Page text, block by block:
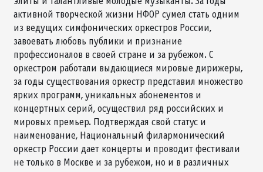
активной творческой жизни НФОР сумел стать одним
из ведущих симфонических оркестров России,
завоевать любовь публики и признание
профессионалов в своей стране и за рубежом. С
оркестром работали выдающиеся мировые дирижеры,
за годы существования оркестр представил множество
ярких программ, уникальных абонементов и
концертных серий, осуществил ряд российских и
мировых премьер. Подтверждая свой статус и
наименование, Национальный филармонический
оркестр России дает концерты и проводит фестивали
не только в Москве и за рубежом, но и в различных